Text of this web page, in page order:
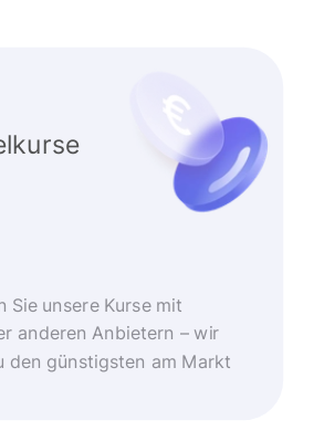
Sie unsere Kurse mit
anderen Anbietern – wir
den günstigsten am Markt